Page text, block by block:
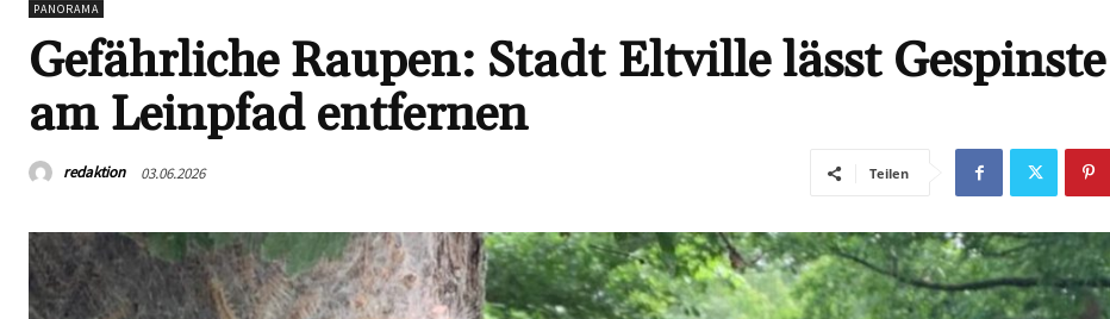
PANORAMA
Gefährliche Raupen: Stadt Eltville lässt Gespinste
am Leinpfad entfernen
redaktion 03.06.2026 Teilen